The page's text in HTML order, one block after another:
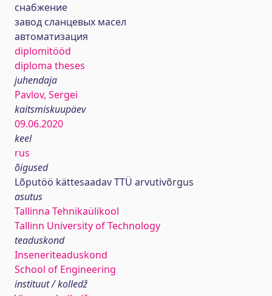
снабжение
завод сланцевых масел
aвтоматизация
diplomitööd
diploma theses
juhendaja
Pavlov, Sergei
kaitsmiskuupäev
09.06.2020
keel
rus
õigused
Lõputöö kättesaadav TTÜ arvutivõrgus
asutus
Tallinna Tehnikaülikool
Tallinn University of Technology
teaduskond
Inseneriteaduskond
School of Engineering
instituut / kolledž